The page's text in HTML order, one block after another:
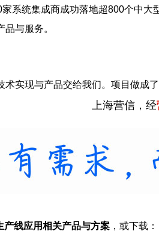
系统集成商成功落地超800个中大
与服务。
术实现与产品交给我们。项目做成
上海营信，经
产线应用相关产品与方案 ，或下载